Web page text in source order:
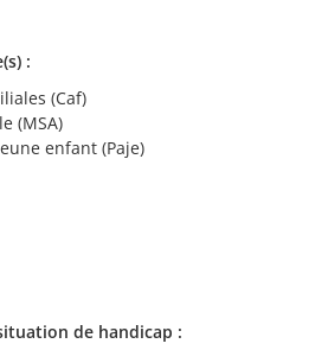
:
(Caf)
(MSA)
enfant (Paje)
de handicap :